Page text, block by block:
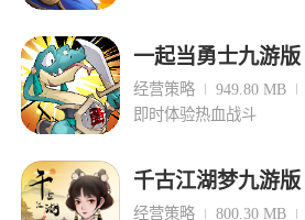
一起当勇士九游版
经营策略 949.80 MB
即时体验热血战斗
千古江湖梦九游版
经营策略 800.30 MB